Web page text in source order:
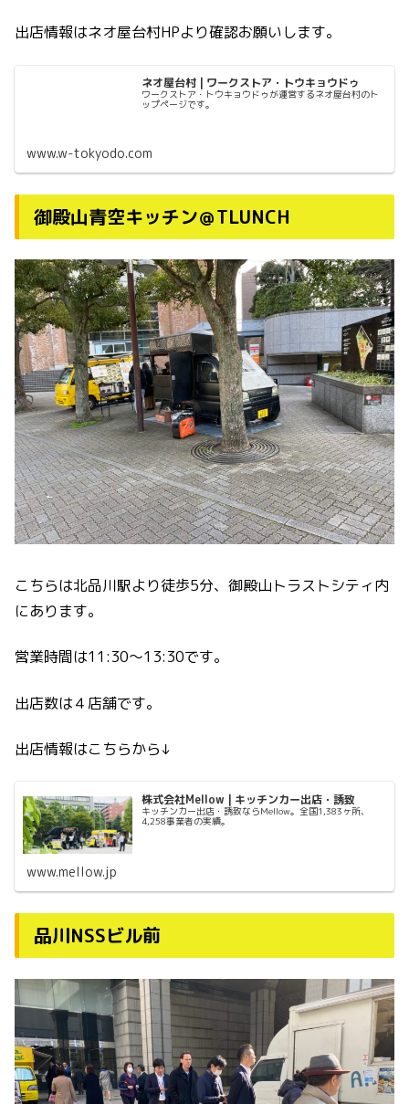
出店情報はネオ屋台村HPより確認お願いします。
ネオ屋台村 | ワークストア・トウキョウドゥ
ワークストア・トウキョウドゥが運営するネオ屋台村のト
ップページです。
www.w-tokyodo.com
御殿山青空キッチン＠TLUNCH
こちらは北品川駅より徒歩5分、御殿山トラストシティ内
にあります。
営業時間は11:30〜13:30です。
出店数は４店舗です。
出店情報はこちらから↓
株式会社Mellow | キッチンカー出店・誘致
キッチンカー出店・誘致ならMellow。全国1,383ヶ所、
4,258事業者の実績。
www.mellow.jp
品川NSSビル前